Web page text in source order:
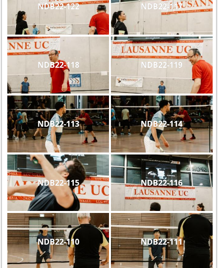
NDB22-122 NDB22-117
NDB22-118 NDB22-119
NDB22-113 NDB22-114
NDB22-115 NDB22-116
NDB22-110 NDB22-111